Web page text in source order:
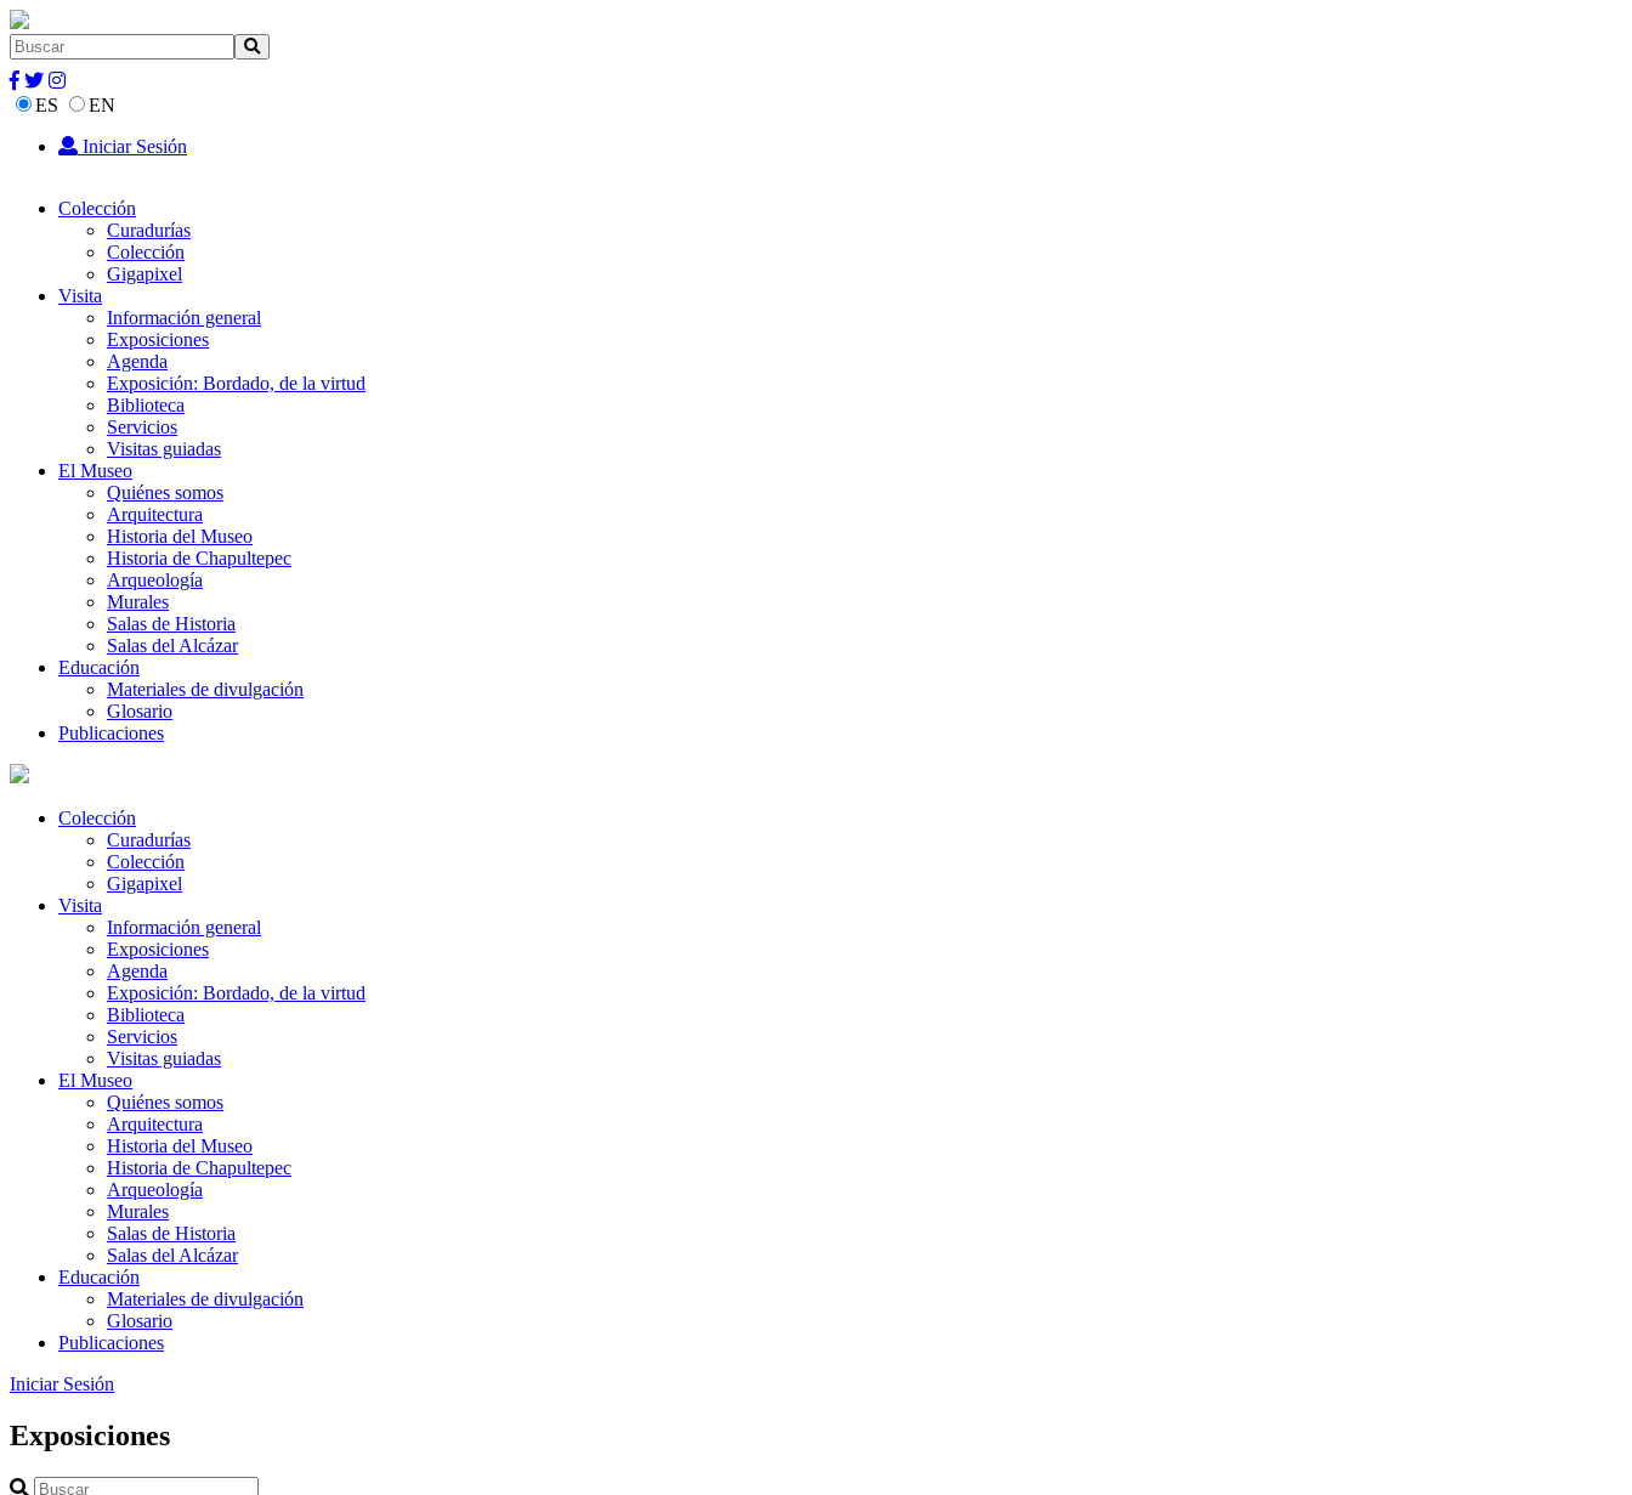
ES
EN
Iniciar Sesión
Colección
Curadurías
Colección
Gigapixel
Visita
Información general
Exposiciones
Agenda
Exposición: Bordado, de la virtud
Biblioteca
Servicios
Visitas guiadas
El Museo
Quiénes somos
Arquitectura
Historia del Museo
Historia de Chapultepec
Arqueología
Murales
Salas de Historia
Salas del Alcázar
Educación
Materiales de divulgación
Glosario
Publicaciones
Colección
Curadurías
Colección
Gigapixel
Visita
Información general
Exposiciones
Agenda
Exposición: Bordado, de la virtud
Biblioteca
Servicios
Visitas guiadas
El Museo
Quiénes somos
Arquitectura
Historia del Museo
Historia de Chapultepec
Arqueología
Murales
Salas de Historia
Salas del Alcázar
Educación
Materiales de divulgación
Glosario
Publicaciones
Iniciar Sesión
Exposiciones